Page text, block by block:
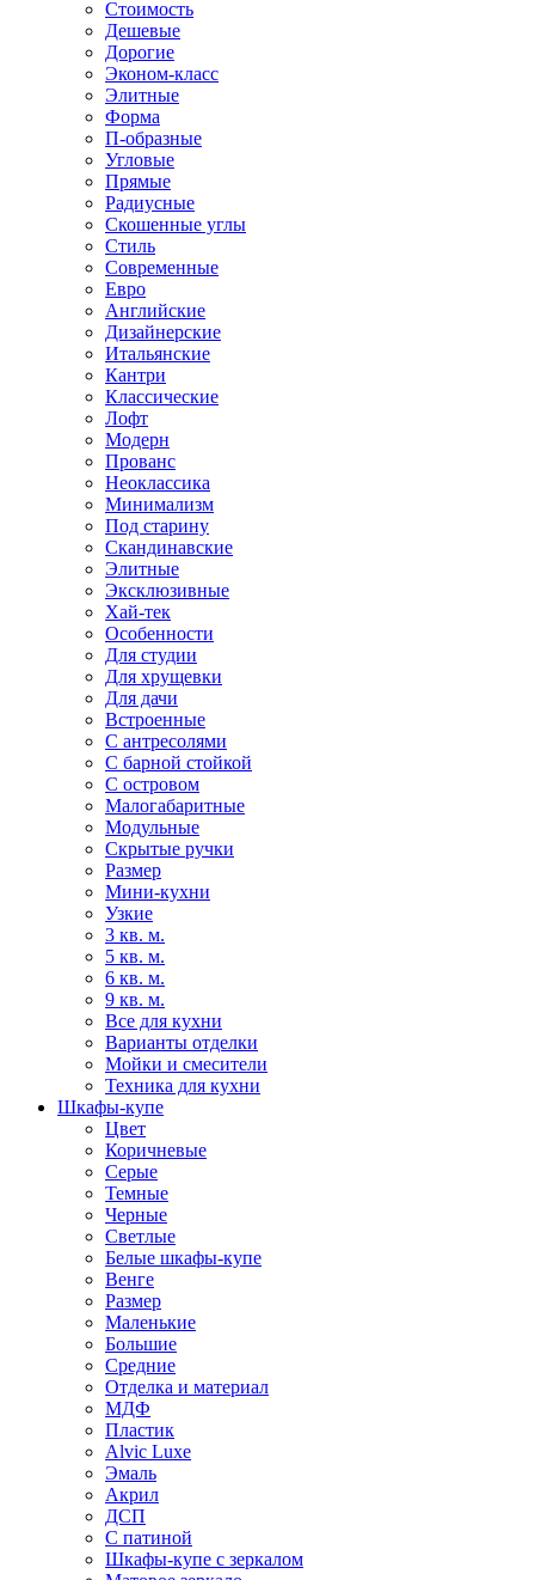
Стоимость
Дешевые
Дорогие
Эконом-класс
Элитные
Форма
П-образные
Угловые
Прямые
Радиусные
Скошенные углы
Стиль
Современные
Евро
Английские
Дизайнерские
Итальянские
Кантри
Классические
Лофт
Модерн
Прованс
Неоклассика
Минимализм
Под старину
Скандинавские
Элитные
Эксклюзивные
Хай-тек
Особенности
Для студии
Для хрущевки
Для дачи
Встроенные
С антресолями
С барной стойкой
С островом
Малогабаритные
Модульные
Скрытые ручки
Размер
Мини-кухни
Узкие
3 кв. м.
5 кв. м.
6 кв. м.
9 кв. м.
Все для кухни
Варианты отделки
Мойки и смесители
Техника для кухни
Шкафы-купе
Цвет
Коричневые
Серые
Темные
Черные
Светлые
Белые шкафы-купе
Венге
Размер
Маленькие
Большие
Средние
Отделка и материал
МДФ
Пластик
Alvic Luxe
Эмаль
Акрил
ДСП
С патиной
Шкафы-купе с зеркалом